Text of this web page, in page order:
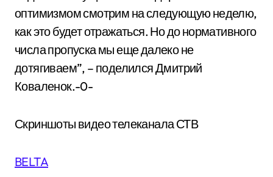
оптимизмом смотрим на следующую неделю,
как это будет отражаться. Но до нормативного
числа пропуска мы еще далеко не
дотягиваем”, – поделился Дмитрий
Коваленок.-0-
Скриншоты видео телеканала СТВ
BELTA